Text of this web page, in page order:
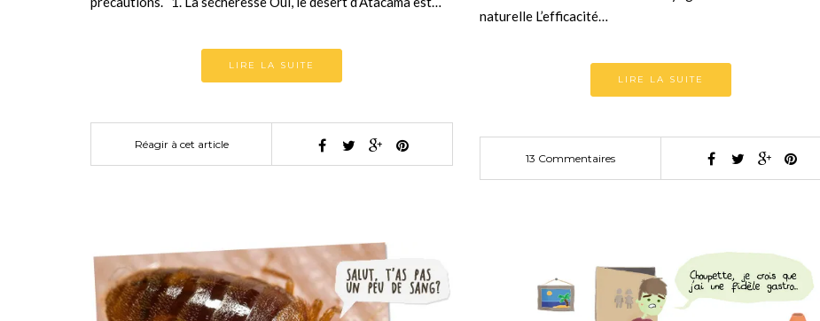
LIRE LA SUITE
Réagir à cet article
naturelle L’efficacité…
LIRE LA SUITE
13 Commentaires